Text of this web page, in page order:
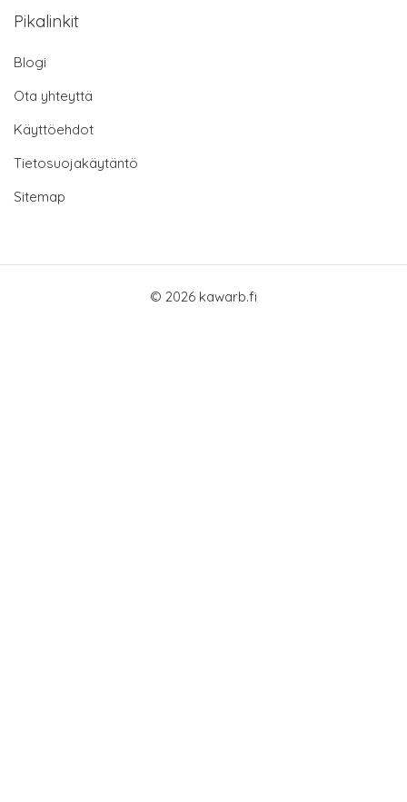
Pikalinkit
Blogi
Ota yhteyttä
Käyttöehdot
Tietosuojakäytäntö
Sitemap
© 2026 kawarb.fi